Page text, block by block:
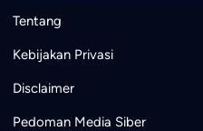
Tentang
Kebijakan Privasi
Disclaimer
Pedoman Media Siber